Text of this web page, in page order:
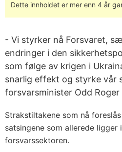
Dette innholdet er mer enn 4 år
- Vi styrker nå Forsvaret,
endringer i den
som følge av krigen i
snarlig effekt og styrke vår
forsvarsminister Odd Roger
Strakstiltakene som nå
satsingene som allerede
forsvarssektoren.